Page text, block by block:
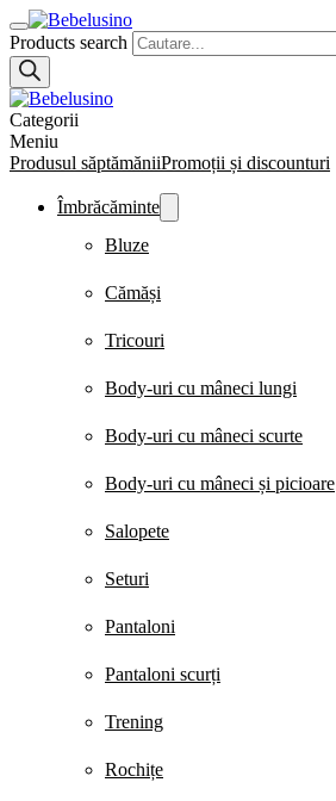
Products search
Categorii
Meniu
Produsul săptămăniiPromoții și discounturi
Îmbrăcăminte
Bluze
Cămăși
Tricouri
Body-uri cu mâneci lungi
Body-uri cu mâneci scurte
Body-uri cu mâneci și picioare
Salopete
Seturi
Pantaloni
Pantaloni scurți
Trening
Rochițe